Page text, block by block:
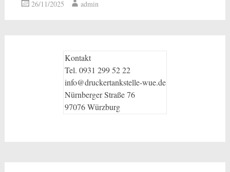
26/11/2025 admin
Kontakt
Tel. 0931 299 52 22
info@druckertankstelle-wue.de
Nürnberger Straße 76
97076 Würzburg